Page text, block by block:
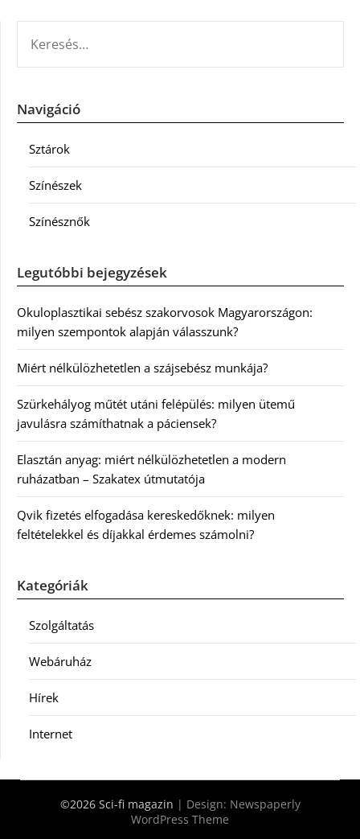
Navigáció
Sztárok
Színészek
Színésznők
Legutóbbi bejegyzések
Okuloplasztikai sebész szakorvosok Magyarországon:
milyen szempontok alapján válasszunk?
Miért nélkülözhetetlen a szájsebész munkája?
Szürkehályog műtét utáni felépülés: milyen ütemű
javulásra számíthatnak a páciensek?
Elasztán anyag: miért nélkülözhetetlen a modern
ruházatban – Szakatex útmutatója
Qvik fizetés elfogadása kereskedőknek: milyen
feltételekkel és díjakkal érdemes számolni?
Kategóriák
Szolgáltatás
Webáruház
Hírek
Internet
©2026 Sci-fi magazin | Design: Newspaperly
WordPress Theme